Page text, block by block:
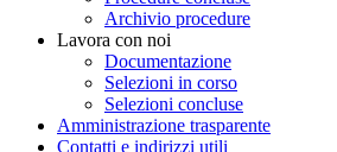
Archivio procedure
Lavora con noi
Documentazione
Selezioni in corso
Selezioni concluse
Amministrazione trasparente
Contatti e indirizzi utili